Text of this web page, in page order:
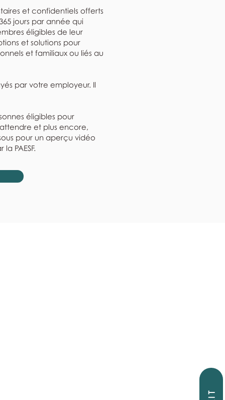
et confidentiels offerts
jours par année qui
éligibles de leur
et solutions pour
et familiaux ou liés au
par votre employeur. Il
éligibles pour
et plus encore,
pour un aperçu vidéo
PAESF.